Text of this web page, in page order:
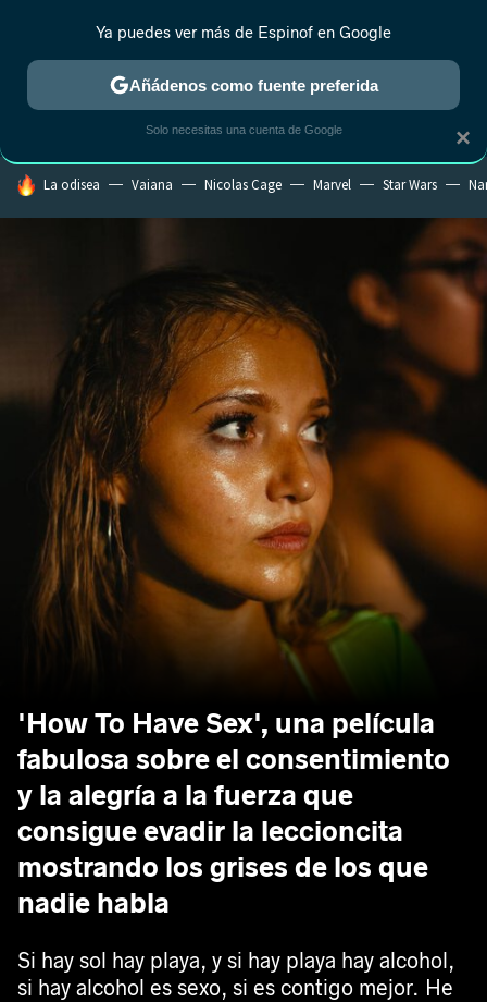
ESTRENOS REALITY ANIME RANKINGS CINE
HOY SE HABLA DE
La odisea Vaiana Nicolas Cage Marvel Star Wars
'How To Have Sex', una película
fabulosa sobre el consentimiento
y la alegría a la fuerza que
consigue evadir la leccioncita
mostrando los grises de los que
nadie habla
Si hay sol hay playa, y si hay playa hay alcohol,
si hay alcohol es sexo, si es contigo mejor. He
×
Ya puedes ver más de Espinof en Google
Añádenos como fuente preferida
Solo necesitas una cuenta de Google